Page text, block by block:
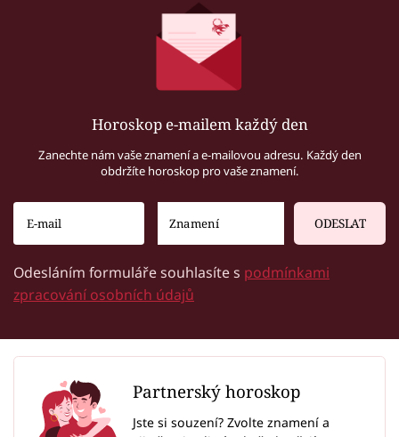
Horoskop e-mailem každý den
Zanechte nám vaše znamení a e-mailovou adresu. Každý den
obdržíte horoskop pro vaše znamení.
ODESLAT
Odesláním formuláře souhlasíte s podmínkami
zpracování osobních údajů
Partnerský horoskop
Jste si souzení? Zvolte znamení a